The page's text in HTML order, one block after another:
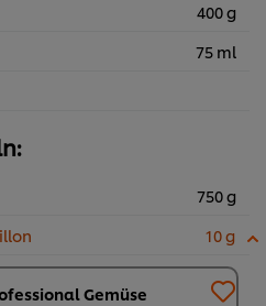
400 g
75 ml
750 g
10 g
Gemüse